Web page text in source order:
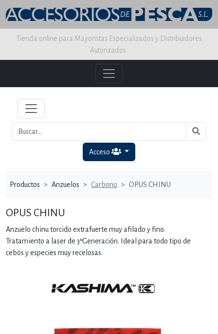
Tienda online para Mayoristas Especializados y Distribuidores
Autorizados.
Acceso
Productos Anzuelos Carbono OPUS CHINU
OPUS CHINU
Anzuelo chinu torcido extrafuerte muy afilado y fino.
Tratamiento a laser de 3ºGeneración. Ideal para todo tipo de
cebos y especies muy recelosas.